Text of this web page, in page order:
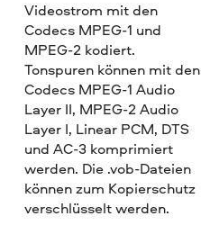
Videostrom mit den
Codecs MPEG-1 und
MPEG-2 kodiert.
Tonspuren können mit den
Codecs MPEG-1 Audio
Layer II, MPEG-2 Audio
Layer I, Linear PCM, DTS
und AC-3 komprimiert
werden. Die .vob-Dateien
können zum Kopierschutz
verschlüsselt werden.